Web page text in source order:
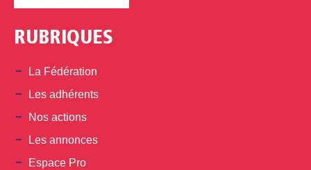
RUBRIQUES
La Fédération
Les adhérents
Nos actions
Les annonces
Espace Pro